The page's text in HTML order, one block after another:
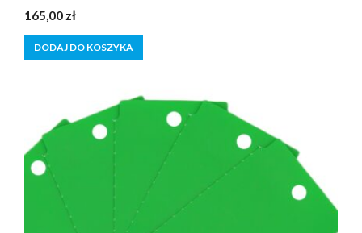
0
z
5
165,00 zł
DODAJ DO KOSZYKA